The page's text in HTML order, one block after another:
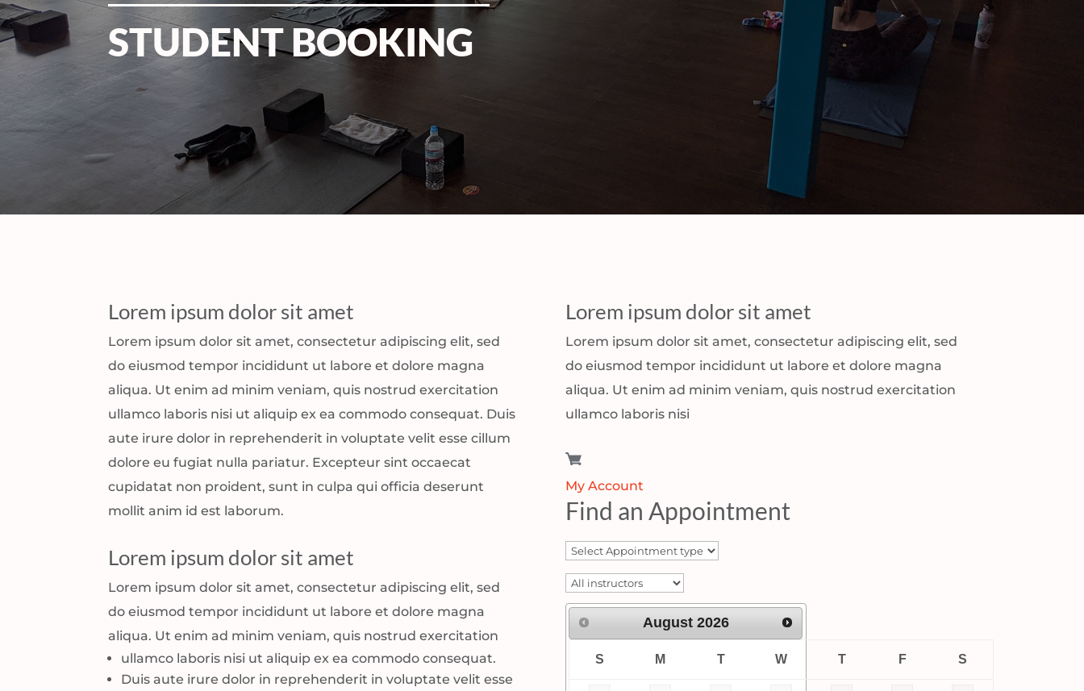
STUDENT BOOKING
Lorem ipsum dolor sit amet
Lorem ipsum dolor sit amet, consectetur adipiscing elit, sed
do eiusmod tempor incididunt ut labore et dolore magna
aliqua. Ut enim ad minim veniam, quis nostrud exercitation
ullamco laboris nisi ut aliquip ex ea commodo consequat. Duis
aute irure dolor in reprehenderit in voluptate velit esse cillum
dolore eu fugiat nulla pariatur. Excepteur sint occaecat
cupidatat non proident, sunt in culpa qui officia deserunt
mollit anim id est laborum.
Lorem ipsum dolor sit amet
Lorem ipsum dolor sit amet, consectetur adipiscing elit, sed
do eiusmod tempor incididunt ut labore et dolore magna
aliqua. Ut enim ad minim veniam, quis nostrud exercitation
ullamco laboris nisi ut aliquip ex ea commodo consequat.
Duis aute irure dolor in reprehenderit in voluptate velit esse
Lorem ipsum dolor sit amet
Lorem ipsum dolor sit amet, consectetur adipiscing elit, sed
do eiusmod tempor incididunt ut labore et dolore magna
aliqua. Ut enim ad minim veniam, quis nostrud exercitation
ullamco laboris nisi
My Account
Find an Appointment
August 2026
S M T W T F S